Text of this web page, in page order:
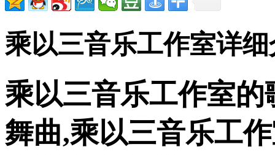
乘以三音乐工作室详
乘以三音乐工作室
舞曲,乘以三音乐工